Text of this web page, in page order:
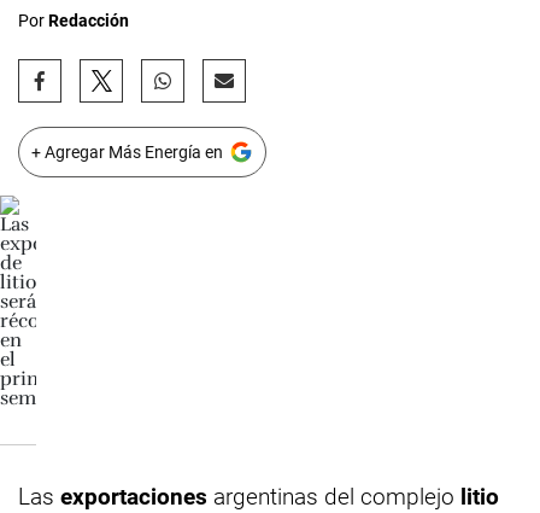
PorRedacción
+ Agregar Más Energía en
Las exportaciones argentinas del complejo litio